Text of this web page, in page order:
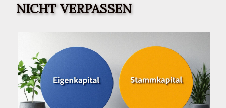
NICHT VERPASSEN